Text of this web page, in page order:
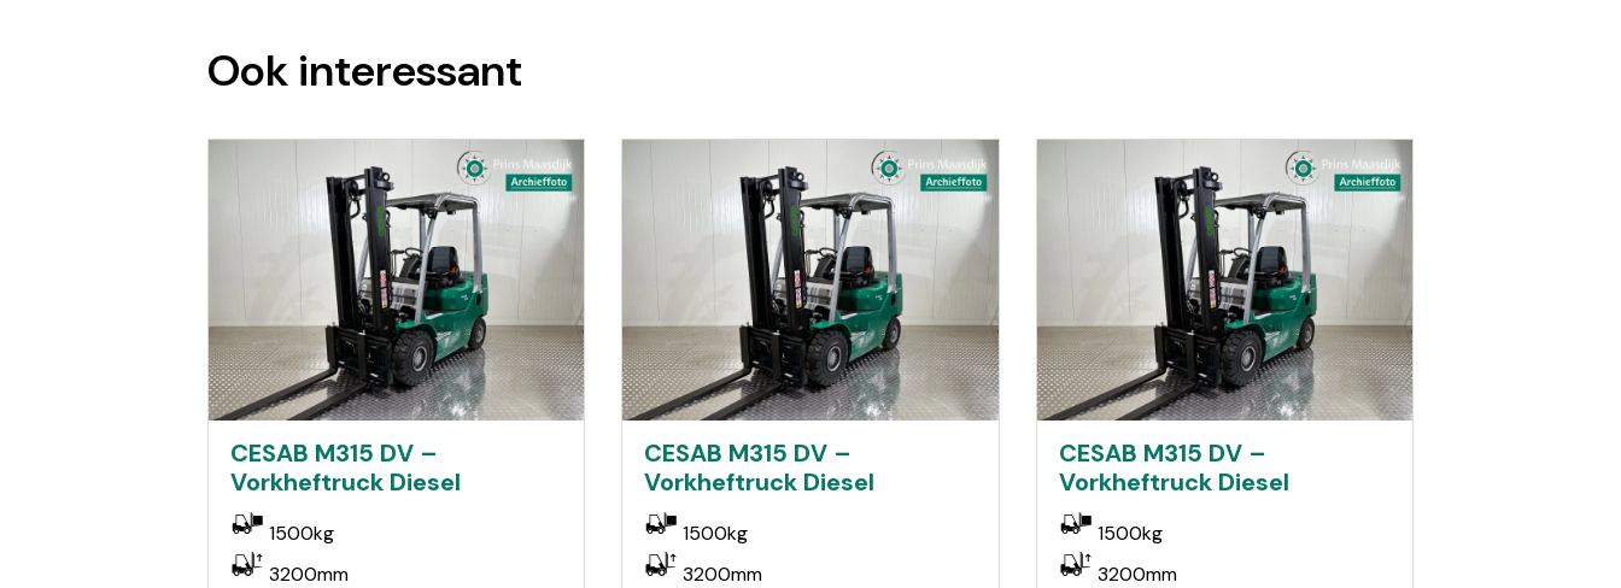
Ook interessant
CESAB M315 DV –
Vorkheftruck Diesel
1500kg
3200mm
CESAB M315 DV –
Vorkheftruck Diesel
1500kg
3200mm
CESAB M315 DV –
Vorkheftruck Diesel
1500kg
3200mm